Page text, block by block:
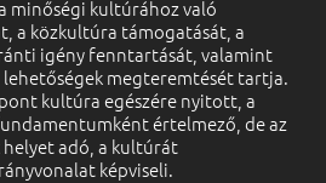
minőségi kultúrához való
a közkultúra támogatását, a
igény fenntartását, valamint
lehetőségek megteremtését tartja.
kultúra egészére nyitott, a
értelmező, de az
adó, a kultúrát
képviseli.